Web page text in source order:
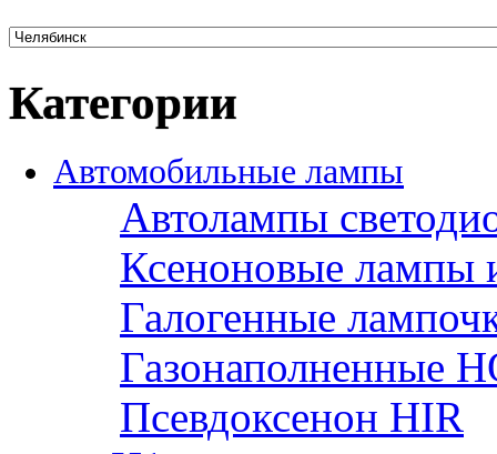
Категории
Автомобильные лампы
Автолампы
Ксеноновые лампы
Галогенные
Газонаполненные
Псевдоксенон HIR